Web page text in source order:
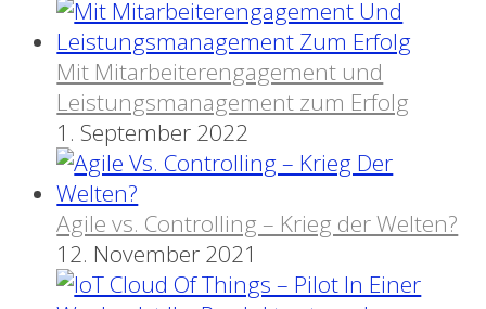
Mit Mitarbeiterengagement und
Leistungsmanagement zum Erfolg
1. September 2022
Agile vs. Controlling – Krieg der Welten?
12. November 2021